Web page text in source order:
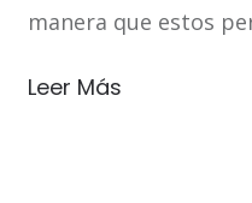
manera que estos
Leer Más